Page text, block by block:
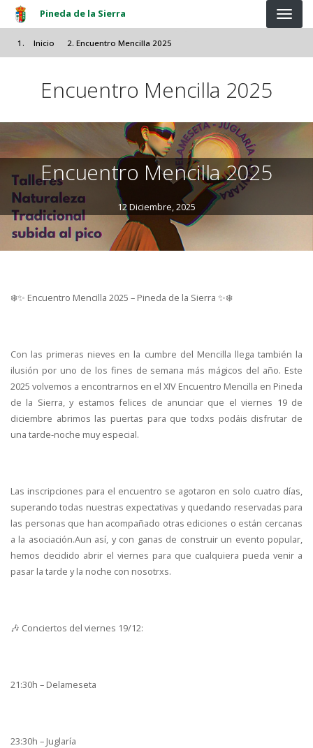
Pasar al contenido principal
Pineda de la Sierra
Inicio Encuentro Mencilla 2025
Encuentro Mencilla 2025
Encuentro Mencilla 2025
12 Diciembre, 2025
❄️✨ Encuentro Mencilla 2025 – Pineda de la Sierra ✨❄️
Con las primeras nieves en la cumbre del Mencilla llega también la
ilusión por uno de los fines de semana más mágicos del año. Este
2025 volvemos a encontrarnos en el XIV Encuentro Mencilla en Pineda
de la Sierra, y estamos felices de anunciar que el viernes 19 de
diciembre abrimos las puertas para que todxs podáis disfrutar de
una tarde-noche muy especial.
Las inscripciones para el encuentro se agotaron en solo cuatro días,
superando todas nuestras expectativas y quedando reservadas para
las personas que han acompañado otras ediciones o están cercanas
a la asociación.Aun así, y con ganas de construir un evento popular,
hemos decidido abrir el viernes para que cualquiera pueda venir a
pasar la tarde y la noche con nosotrxs.
🎶 Conciertos del viernes 19/12:
21:30h – Delameseta
23:30h – Juglaría